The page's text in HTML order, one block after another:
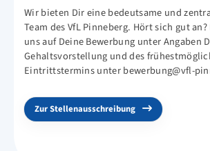
Wir bieten Dir eine bedeutsame und
Team des VfL Pinneberg. Hört sich gut
uns auf Deine Bewerbung unter Angaben
Gehaltsvorstellung und des
Eintrittstermins unterbewerbung@vfl-
Zur Stellenausschreibung